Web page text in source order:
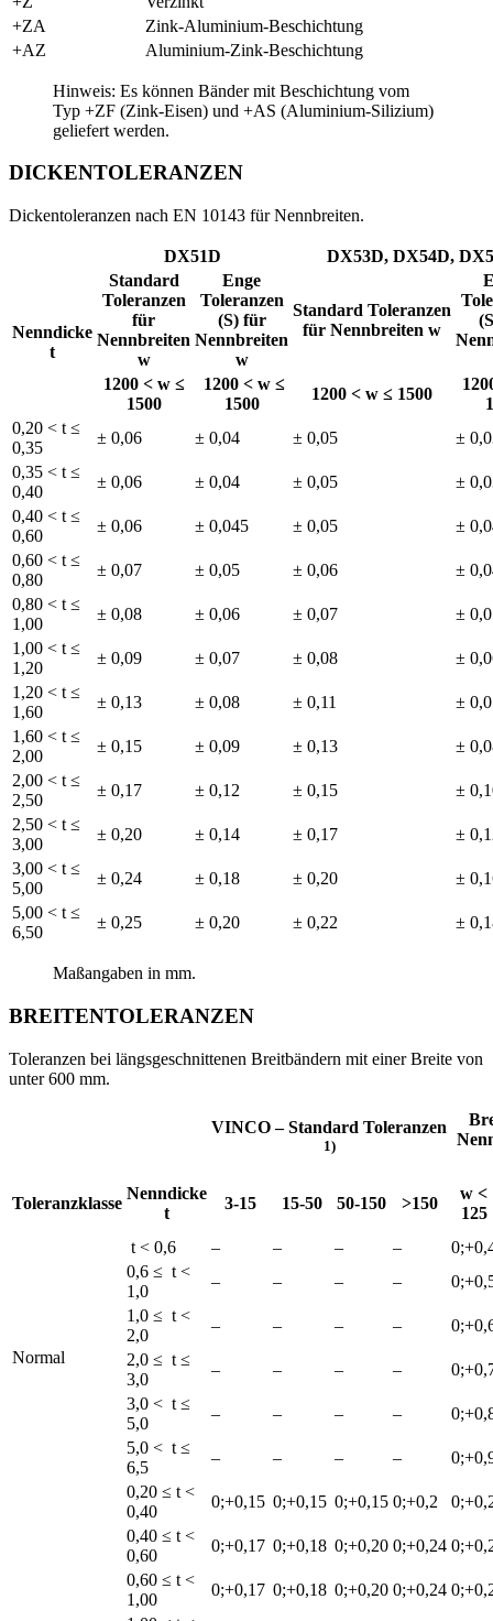
+ZA
Zink-Aluminium-Beschichtung
+AZ
Aluminium-Zink-Beschichtung
Hinweis: Es können Bänder mit Beschichtung vom
Typ +ZF (Zink-Eisen) und +AS (Aluminium-Silizium)
geliefert werden.
DICKENTOLERANZEN
Dickentoleranzen nach EN 10143 für Nennbreiten.
DX51D DX53D, DX54D,
Nenndicke
t
Standard
Toleranzen
für
Nennbreiten
w
Enge
Toleranzen
(S) für
Nennbreiten
w
Standard Toleranzen
für Nennbreiten w
1200 < w ≤
1500
1200 < w ≤
1500
1200 < w ≤ 1500
0,20 < t ≤
0,35
± 0,06 ± 0,04 ± 0,05
±
0,35 < t ≤
0,40
± 0,06 ± 0,04 ± 0,05
±
0,40 < t ≤
0,60
± 0,06 ± 0,045 ± 0,05
±
0,60 < t ≤
0,80
± 0,07 ± 0,05 ± 0,06
±
0,80 < t ≤
1,00
± 0,08 ± 0,06 ± 0,07
±
1,00 < t ≤
1,20
± 0,09 ± 0,07 ± 0,08
±
1,20 < t ≤
1,60
± 0,13 ± 0,08 ± 0,11
±
1,60 < t ≤
2,00
± 0,15 ± 0,09 ± 0,13
±
2,00 < t ≤
2,50
± 0,17 ± 0,12 ± 0,15
±
2,50 < t ≤
3,00
± 0,20 ± 0,14 ± 0,17
±
3,00 < t ≤
5,00
± 0,24 ± 0,18 ± 0,20
±
5,00 < t ≤
6,50
± 0,25 ± 0,20 ± 0,22 ±
Maßangaben in mm.
BREITENTOLERANZEN
Toleranzen bei längsgeschnittenen Breitbändern mit einer Breite von
unter 600 mm.
VINCO – Standard Toleranzen
1)
Toleranzklasse
Nenndicke
t
3-15 15-50 50-150 >150
w <
125
Normal
t < 0,6 – – – –
0,6 ≤ t <
1,0
– – – –
1,0 ≤ t <
2,0
– – – –
2,0 ≤ t ≤
3,0
– – – –
3,0 < t ≤
5,0
– – – –
5,0 < t ≤
6,5
– – – –
0,20 ≤ t <
0,40
0;+0,15 0;+0,15 0;+0,15 0;+0,2
0,40 ≤ t <
0,60
0;+0,17 0;+0,18 0;+0,20 0;+0,24
0,60 ≤ t <
1,00
0;+0,17 0;+0,18 0;+0,20 0;+0,24